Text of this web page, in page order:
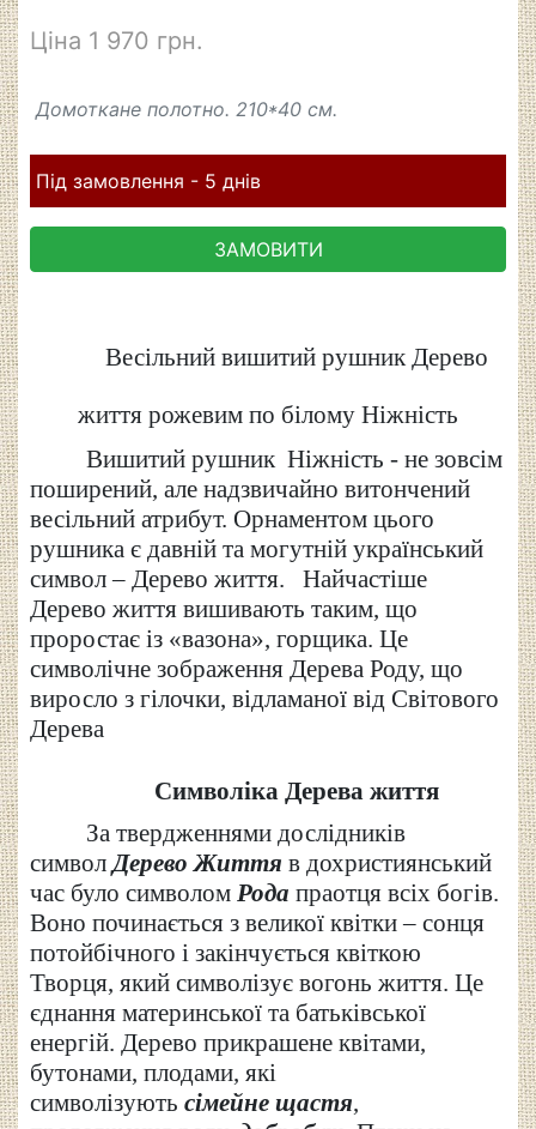
Ціна 1 970 грн.
Домоткане полотно. 210*40 см.
Під замовлення - 5 днів
ЗАМОВИТИ
Весільний вишитий рушник Дерево
життя рожевим по білому Ніжність
Вишитий рушник Ніжність - не зовсім
поширений, але надзвичайно витончений
весільний атрибут. Орнаментом цього
рушника є давній та могутній український
символ – Дерево життя.
Найчастіше
Дерево життя вишивають таким, що
проростає із «вазона», горщика. Це
символічне зображення Дерева Роду, що
виросло з гілочки, відламаної від Світового
Дерева
Символіка Дерева життя
За твердженнями дослідників
символДерево Життя в дохристиянський
час було символом Рода праотця всіх богів.
Воно починається з великої квітки – сонця
потойбічного і закінчується квіткою
Творця, який символізує вогонь життя. Це
єднання материнської та батьківської
енергій. Дерево прикрашене квітами,
бутонами, плодами, які
символізують сімейне щастя,